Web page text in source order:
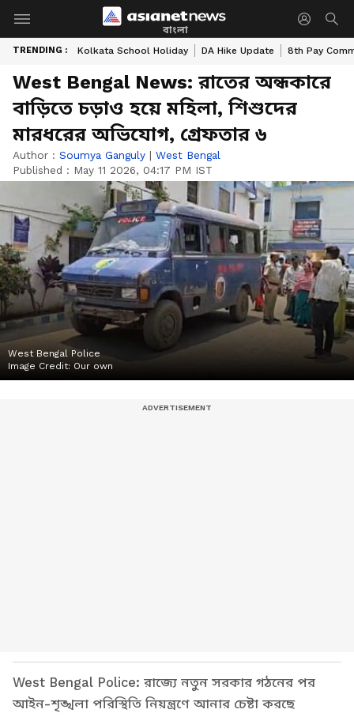
বাংলা
TRENDING : Kolkata School Holiday DA Hike Update 8th Pay
West Bengal News: রাতের অন্ধকারে
বাড়িতে চড়াও হয়ে মহিলা, শিশুদের
মারধরের অভিযোগ, গ্রেফতার ৬
Author : Soumya Ganguly | West Bengal
Published : May 11 2026, 04:17 PM IST
West Bengal Police
Image Credit: Our own
West Bengal Police: রাজ্যে নতুন সরকার গঠনের পর
আইন-শৃঙ্খলা পরিস্থিতি নিয়ন্ত্রণে আনার চেষ্টা করছে